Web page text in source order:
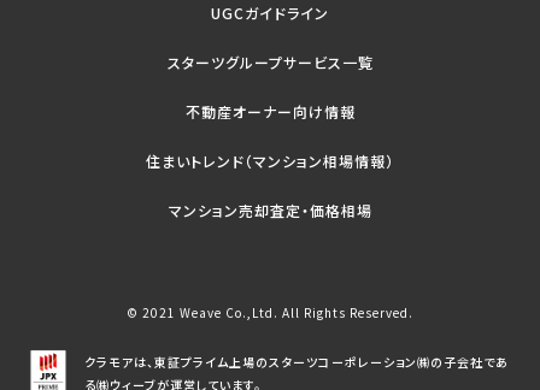
UGCガイドライン
スターツグループサービス一覧
不動産オーナー向け情報
住まいトレンド（マンション相場情報）
マンション売却査定・価格相場
© 2021 Weave Co.,Ltd. All Rights Reserved.
クラモアは、東証プライム上場のスターツコーポレーション㈱の子会社であ
る㈱ウィーブが運営しています。